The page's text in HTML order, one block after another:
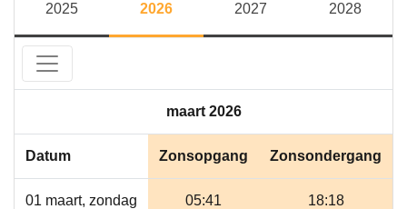
2025 2026 2027 2028
maart 2026
Datum Zonsopgang Zonsondergang
01 maart, zondag 05:41 18:18